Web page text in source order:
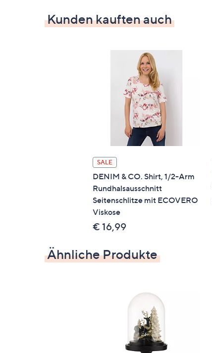
Material
Schonwäsche 30 °C
Nachhaltigkeit
LENZING™ ECOVERO™
Kunden kauften auch
SALE
DENIM & CO. Shirt, 1/2-Arm
Rundhalsausschnitt
Seitenschlitze mit ECOVERO
Viskose
€ 16,99
Ähnliche Produkte